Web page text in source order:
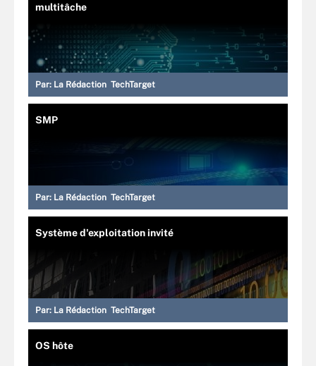
multitâche
Par: La Rédaction TechTarget
SMP
Par: La Rédaction TechTarget
Système d'exploitation invité
Par: La Rédaction TechTarget
OS hôte